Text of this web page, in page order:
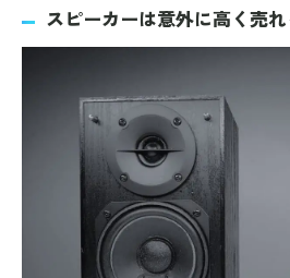
スピーカーは意外に高く売